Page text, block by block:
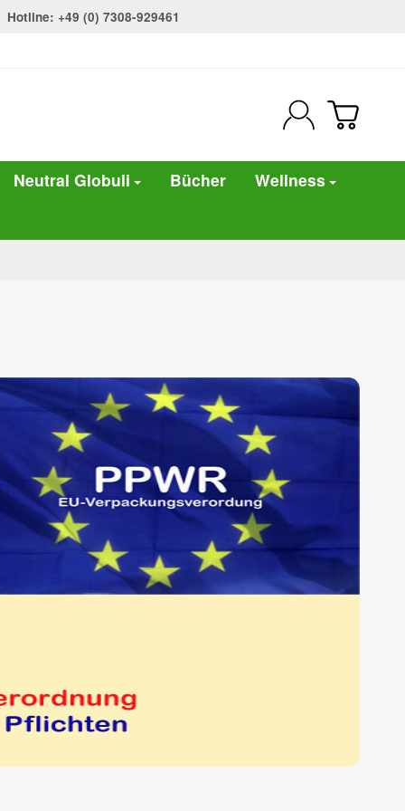
Hotline: +49 (0) 7308-929461
Neutral Globuli Bücher
Wellness